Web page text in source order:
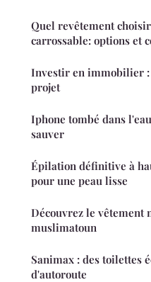
Quel revêtement
carrossable: options et
Investir en immobilier
projet
Iphone tombé dans
sauver
Épilation définitive à
pour une peau lisse
Découvrez le vêtement
muslimatoun
Sanimax : des toilettes
d'autoroute